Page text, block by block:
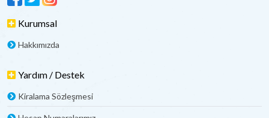
Kurumsal
Hakkımızda
Yardım / Destek
Kiralama Sözleşmesi